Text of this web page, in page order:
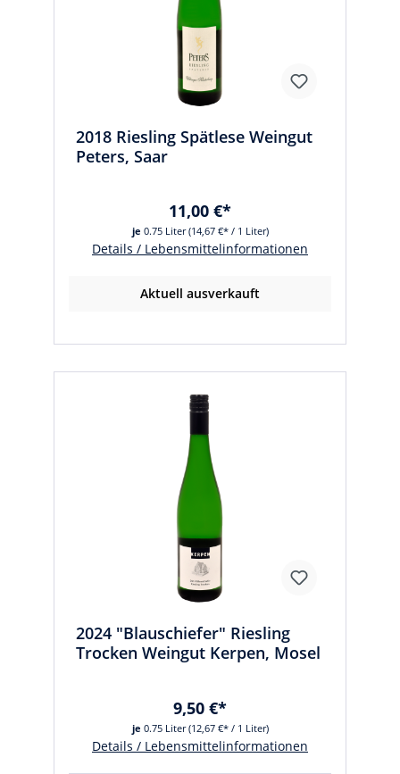
2018 Riesling Spätlese Weingut
Peters, Saar
je 0.75 Liter(14,67 €* / 1 Liter)
11,00 €*
Details / Lebensmittelinformationen
Aktuell ausverkauft
2024 "Blauschiefer" Riesling
Trocken Weingut Kerpen, Mosel
je 0.75 Liter(12,67 €* / 1 Liter)
9,50 €*
Details / Lebensmittelinformationen